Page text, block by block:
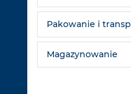
Pakowanie i
Magazynowanie